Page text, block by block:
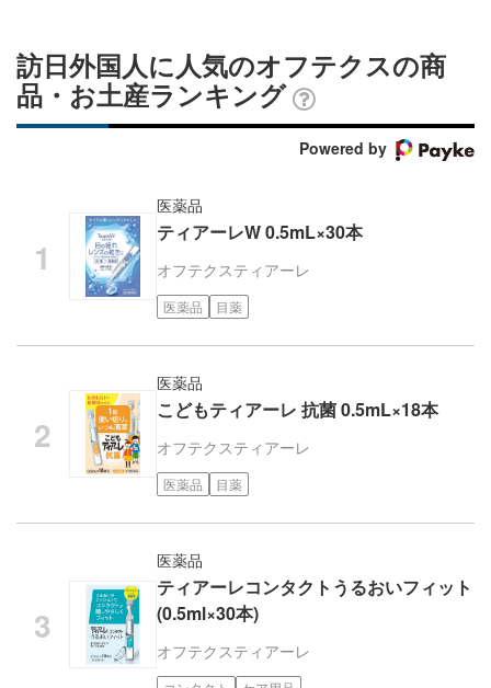
訪日外国人に人気のオフテクスの商
品・お土産ランキング
Powered by
医薬品
ティアーレW 0.5mL×30本
オフテクスティアーレ
医薬品 目薬
医薬品
こどもティアーレ 抗菌 0.5mL×18本
オフテクスティアーレ
医薬品 目薬
医薬品
ティアーレコンタクトうるおいフィット
(0.5ml×30本)
オフテクスティアーレ